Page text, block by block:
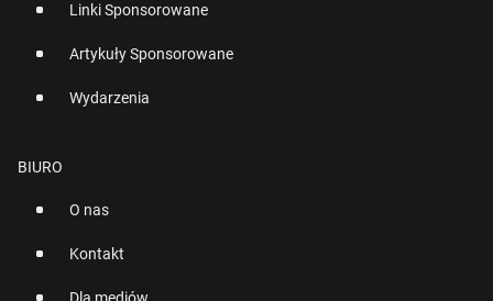
Linki Sponsorowane
Artykuły Sponsorowane
Wydarzenia
BIURO
O nas
Kontakt